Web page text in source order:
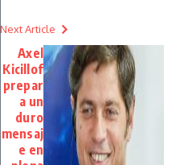
Next Article
Axel
Kicillof
prepar
a un
duro
mensaj
e en